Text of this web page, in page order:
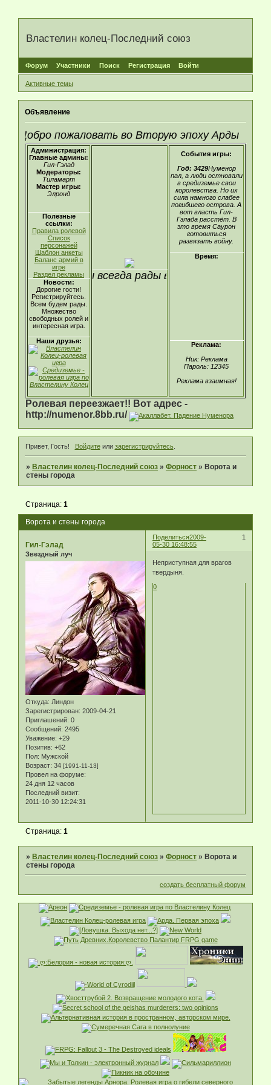
Властелин колец-Последний союз
Форум Участники Поиск Регистрация Войти
Активные темы
Объявление
Добро пожаловать во Вторую эпоху Арды
Администрация:
Главные админы:
Гил-Гэлад
Модераторы:
Тиламарт
Мастер игры:
Элронд
Полезные
ссылки:
Правила ролевой
Список
персонажей
Шаблон анкеты
Баланс армий в
игре
Раздел рекламы
Новости:
Дорогие гости!
Регистрируйтесь.
Всем будем рады.
Множество
свободных ролей и
интересная игра.
Наши друзья:
Мы всегда рады видеть новые лица!
События игры:
Год: 3429Нуменор
пал, а люди остновали
в средиземье свои
королевства. Но их
сила намного слабее
погибшего острова. А
вот власть Гил-
Гэлада расстёт. В
это время Саурон
готовиться
развязать войну.
Время:
Реклама:
Ник: Реклама
Пароль: 12345
Реклама взаимная!
Ролевая переезжает!! Вот адрес -
http://numenor.8bb.ru/
Привет, Гость! Войдитеили зарегистрируйтесь.
» Властелин колец-Последний союз »Форност » Ворота и
стены города
Ворота и стены города
Страница:1
Поделиться 1
2009-
05-30 16:48:55
Гил-Гэлад
Звездный луч
Откуда: Линдон
Зарегистрирован: 2009-04-21
Приглашений: 0
Сообщений: 2495
Уважение: +29
Позитив: +62
Пол: Мужской
Возраст: 34 [1991-11-13]
Провел на форуме:
24 дня 12 часов
Последний визит:
2011-10-30 12:24:31
Неприступная для врагов
твердыня.
0
Страница:1
» Властелин колец-Последний союз »Форност » Ворота и
стены города
создать бесплатный форум